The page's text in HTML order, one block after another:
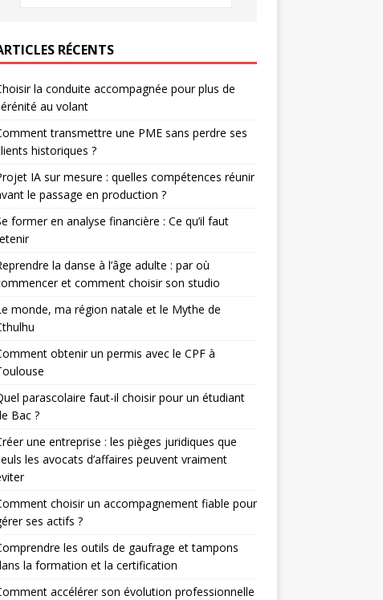
RÉCENTS
la conduite accompagnée pour plus de
au volant
transmettre une PME sans perdre ses
historiques ?
IA sur mesure : quelles compétences réunir
le passage en production ?
former en analyse financière : Ce qu’il faut
la danse à l’âge adulte : par où
et comment choisir son studio
monde, ma région natale et le Mythe de
obtenir un permis avec le CPF à
parascolaire faut-il choisir pour un étudiant
Bac ?
une entreprise : les pièges juridiques que
les avocats d’affaires peuvent vraiment
choisir un accompagnement fiable pour
ses actifs ?
les outils de gaufrage et tampons
la formation et la certification
accélérer son évolution professionnelle